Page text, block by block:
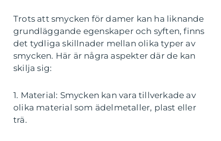
Trots att smycken för damer kan ha liknande
grundläggande egenskaper och syften, finns
det tydliga skillnader mellan olika typer av
smycken. Här är några aspekter där de kan
skilja sig:
1. Material: Smycken kan vara tillverkade av
olika material som ädelmetaller, plast eller
trä.